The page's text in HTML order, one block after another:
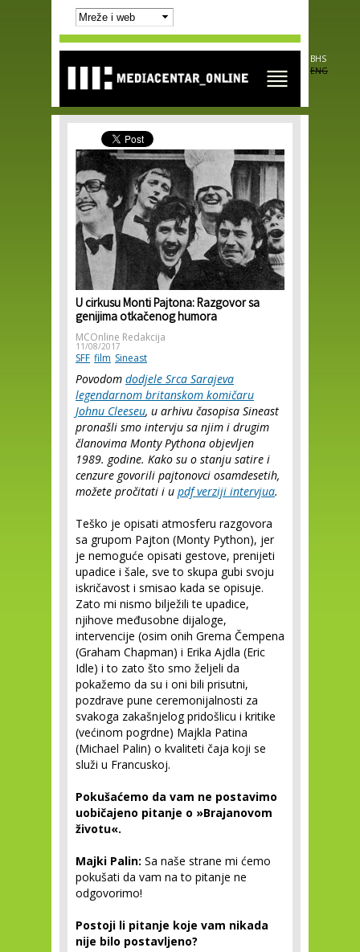
Skip to
main
content
BHS
ENG
U cirkusu Monti Pajtona: Razgovor sa
genijima otkačenog humora
MCOnline Redakcija
11/08/2017
SFF film Sineast
Povodom dodjele Srca Sarajeva
legendarnom britanskom komičaru
Johnu Cleeseu, u arhivu časopisa Sineast
pronašli smo intervju sa njim i drugim
članovima Monty Pythona objevljen
1989. godine. Kako su o stanju satire i
cenzure govorili pajtonovci osamdesetih,
možete pročitati i u pdf verziji intervjua.
Teško je opisati atmosferu razgovora
sa grupom Pajton (Monty Python), jer
je nemoguće opisati gestove, prenijeti
upadice i šale, sve to skupa gubi svoju
iskričavost i smisao kada se opisuje.
Zato mi nismo bilježili te upadice,
njihove međusobne dijaloge,
intervencije (osim onih Grema Čempena
(Graham Chapman) i Erika Ajdla (Eric
Idle) i to zato što smo željeli da
pokažemo da su i oni bili prisutni,
pozdrave pune ceremonijalnosti za
svakoga zakašnjelog pridošlicu i kritike
(većinom pogrdne) Majkla Patina
(Michael Palin) o kvaliteti čaja koji se
služi u Francuskoj.
Pokušaćemo da vam ne postavimo
uobičajeno pitanje o »Brajanovom
životu«.
Majki Palin: Sa naše strane mi ćemo
pokušati da vam na to pitanje ne
odgovorimo!
Postoji li pitanje koje vam nikada
nije bilo postavljeno?